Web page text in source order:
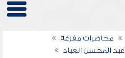
محاضرات مفرغة
عبد المحسن العباد